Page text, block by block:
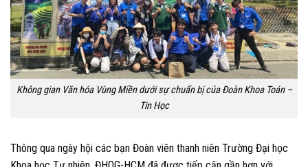
Không gian Văn hóa Vùng Miền dưới sự chuẩn bị của Đoàn Khoa Toán –
Tin Học
Thông qua ngày hội các bạn Đoàn viên thanh niên Trường Đại học